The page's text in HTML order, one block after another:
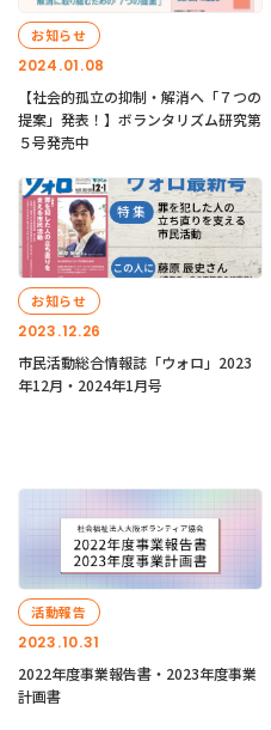
2024.01.08
お知らせ
【社会的孤立の抑制・解消へ「７つの
提案」発表！】ボランタリズム研究第
５号発売中
2023.12.26
お知らせ
市民活動総合情報誌「ウォロ」2023
年12月・2024年1月号
2023.10.31
活動報告
2022年度事業報告書・2023年度事業
計画書